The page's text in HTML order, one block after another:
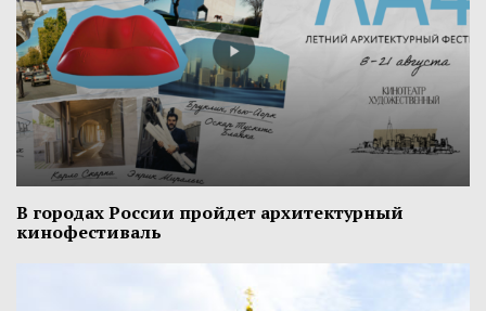
В городах России пройдет архитектурный
кинофестиваль